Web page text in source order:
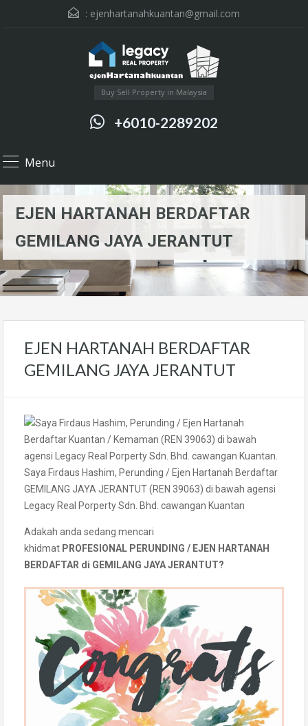
: ejenhartanahkuantan@gmail.com
Buy Sell Property in Malaysia
+6010-2289202
Menu
EJEN HARTANAH BERDAFTAR
GEMILANG JAYA JERANTUT
EJEN HARTANAH BERDAFTAR
GEMILANG JAYA JERANTUT
Saya Firdaus Hashim, Perunding / Ejen Hartanah Berdaftar
GEMILANG JAYA JERANTUT (REN 39063) di bawah agensi
Legacy Real Porperty Sdn. Bhd. cawangan Kuantan
Adakah anda sedang mencari
khidmat PROFESIONAL PERUNDING / EJEN HARTANAH
BERDAFTAR di GEMILANG JAYA JERANTUT?